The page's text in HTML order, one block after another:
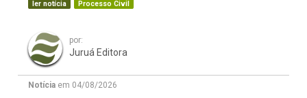
ler notícia Processo Civil
por:
Juruá Editora
Notícia em 04/08/2026